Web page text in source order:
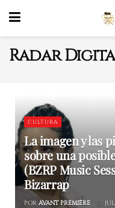
Radar
CULTURA
La imagen y las
sobre una
(BZRP Music
Bizarrap
POR AVANT PREMIÈRE